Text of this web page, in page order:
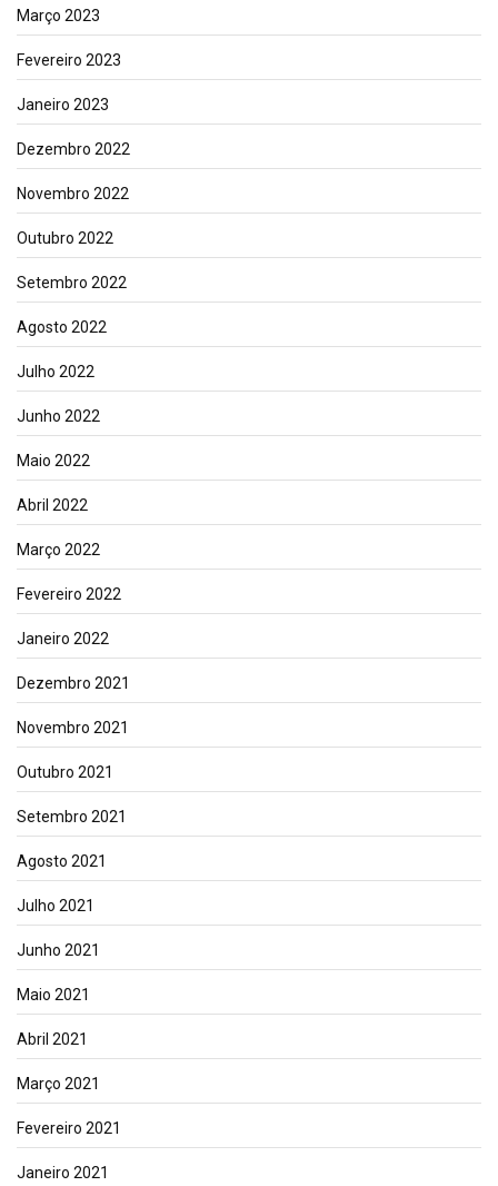
Março 2023
Fevereiro 2023
Janeiro 2023
Dezembro 2022
Novembro 2022
Outubro 2022
Setembro 2022
Agosto 2022
Julho 2022
Junho 2022
Maio 2022
Abril 2022
Março 2022
Fevereiro 2022
Janeiro 2022
Dezembro 2021
Novembro 2021
Outubro 2021
Setembro 2021
Agosto 2021
Julho 2021
Junho 2021
Maio 2021
Abril 2021
Março 2021
Fevereiro 2021
Janeiro 2021